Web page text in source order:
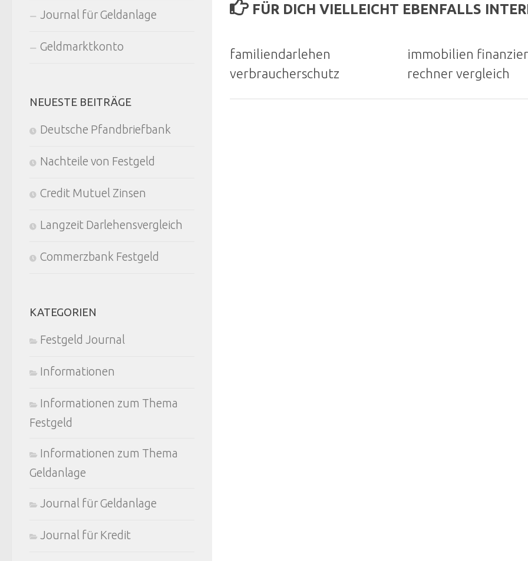
FÜR DICH VIELLEICHT EBENFALLS
familiendarlehen
verbraucherschutz
immobilien
rechner vergleich
Journal für Geldanlage
Geldmarktkonto
NEUESTE BEITRÄGE
Deutsche Pfandbriefbank
Nachteile von Festgeld
Credit Mutuel Zinsen
Langzeit Darlehensvergleich
Commerzbank Festgeld
KATEGORIEN
Festgeld Journal
Informationen
Informationen zum Thema
Festgeld
Informationen zum Thema
Geldanlage
Journal für Geldanlage
Journal für Kredit